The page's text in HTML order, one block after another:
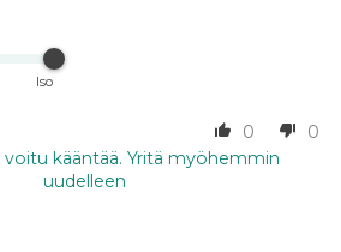
Iso
0
0
voitu kääntää. Yritä myöhemmin
uudelleen